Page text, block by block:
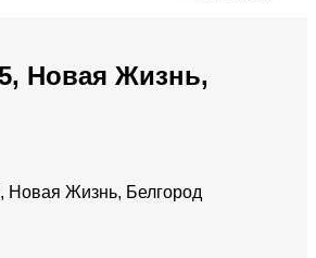
Новая Жизнь,
Новая Жизнь, Белгород